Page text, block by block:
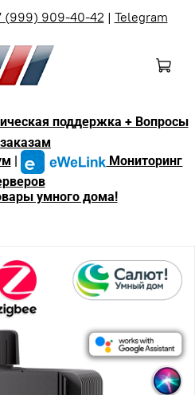
(999) 909-40-42 | Telegram
поддержка + Вопросы
Мониторинг
умного дома!